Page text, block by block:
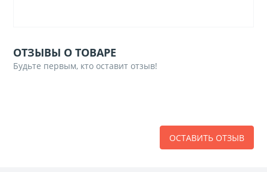
ОТЗЫВЫ О ТОВАРЕ
Будьте первым, кто оставит отзыв!
ОСТАВИТЬ ОТЗЫВ